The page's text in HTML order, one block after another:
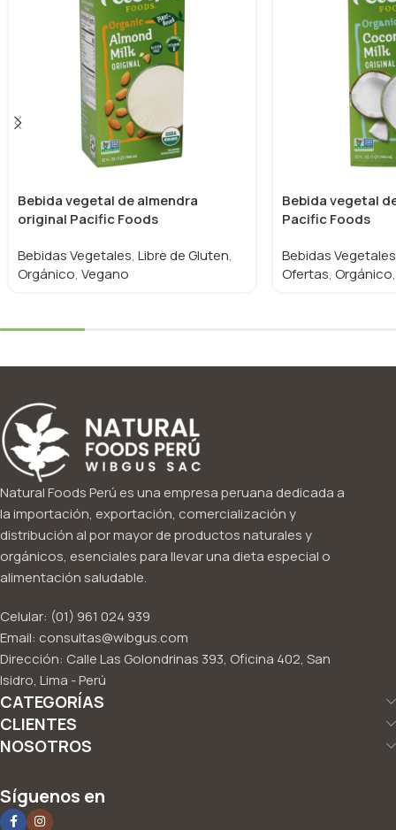
Bebida vegetal de almendra
original Pacific Foods
Bebidas Vegetales, Libre de Gluten,
Orgánico, Vegano
Bebida vegetal
Pacific Foods
Bebidas Vegetales
Ofertas, Orgánico,
Natural Foods Perú es una empresa peruana dedicada a
la importación, exportación, comercialización y
distribución al por mayor de productos naturales y
orgánicos, esenciales para llevar una dieta especial o
alimentación saludable.
Celular: (01) 961 024 939
Email: consultas@wibgus.com
Dirección: Calle Las Golondrinas 393, Oficina 402, San
Isidro, Lima - Perú
CATEGORÍAS
CLIENTES
NOSOTROS
Síguenos en